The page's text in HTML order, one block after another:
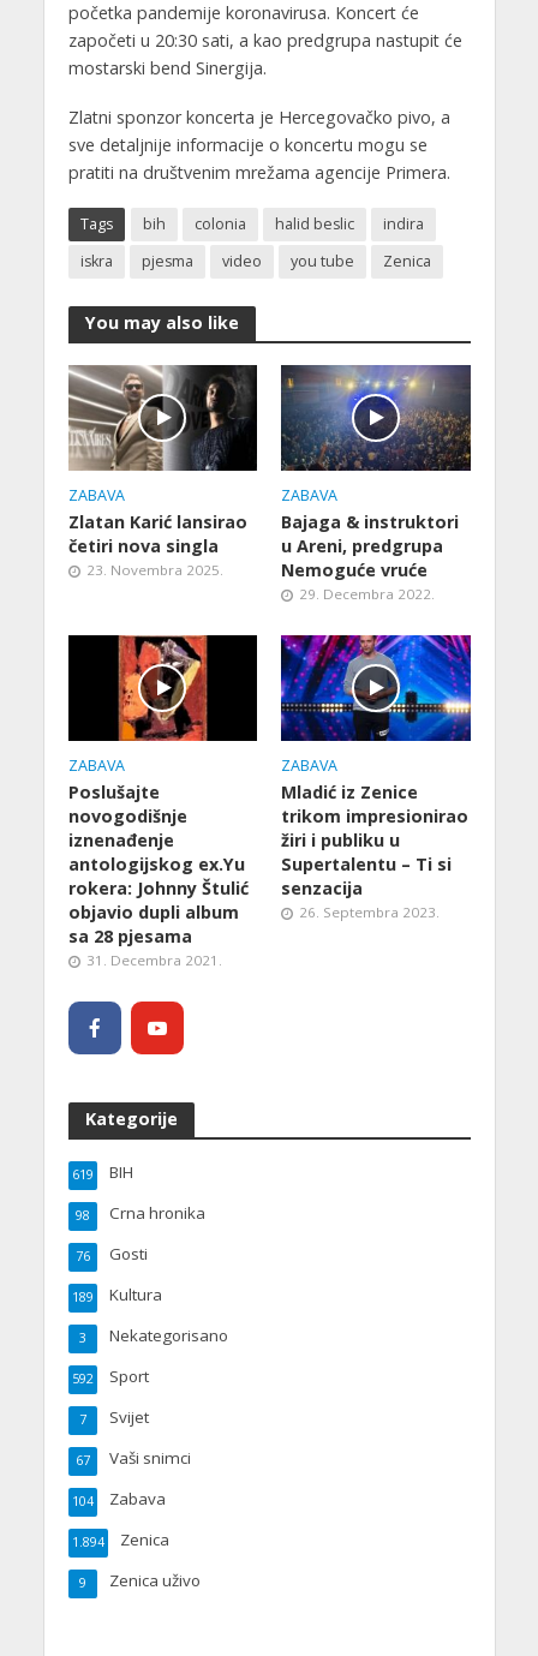
početka pandemije koronavirusa. Koncert će
započeti u 20:30 sati, a kao predgrupa nastupit će
mostarski bend Sinergija.
Zlatni sponzor koncerta je Hercegovačko pivo, a
sve detaljnije informacije o koncertu mogu se
pratiti na društvenim mrežama agencije Primera.
Tags bih colonia halid beslic
indira
iskra
pjesma video you tube Zenica
You may also like
ZABAVA
Zlatan Karić lansirao
četiri nova singla
23. Novembra 2025.
ZABAVA
Bajaga & instruktori
u Areni, predgrupa
Nemoguće vruće
29. Decembra 2022.
ZABAVA
Poslušajte
novogodišnje
iznenađenje
antologijskog ex.Yu
rokera: Johnny Štulić
objavio dupli album
sa 28 pjesama
31. Decembra 2021.
ZABAVA
Mladić iz Zenice
trikom impresionirao
žiri i publiku u
Supertalentu – Ti si
senzacija
26. Septembra 2023.
Kategorije
BIH
619
Crna hronika
98
Gosti
76
Kultura
189
Nekategorisano
3
Sport
592
Svijet
7
Vaši snimci
67
Zabava
104
Zenica
1.894
Zenica uživo
9